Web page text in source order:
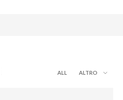
ALL ALTRO